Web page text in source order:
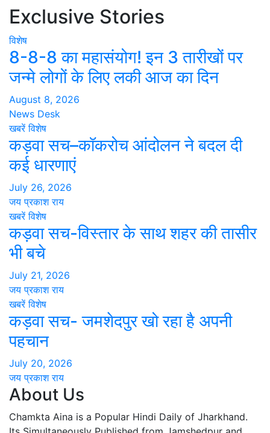
Exclusive Stories
विशेष
8-8-8 का महासंयोग! इन 3 तारीखों पर
जन्मे लोगों के लिए लकी आज का दिन
August 8, 2026
News Desk
खबरें विशेष
कड़वा सच–कॉकरोच आंदोलन ने बदल दी
कई धारणाएं
July 26, 2026
जय प्रकाश राय
खबरें विशेष
कड़वा सच-विस्तार के साथ शहर की तासीर
भी बचे
July 21, 2026
जय प्रकाश राय
खबरें विशेष
कड़वा सच- जमशेदपुर खो रहा है अपनी
पहचान
July 20, 2026
जय प्रकाश राय
About Us
Chamkta Aina is a Popular Hindi Daily of Jharkhand.